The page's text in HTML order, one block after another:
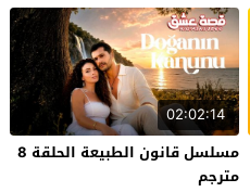
02:02:14
مسلسل قانون الطبيعة الحلقة 8
مترجم